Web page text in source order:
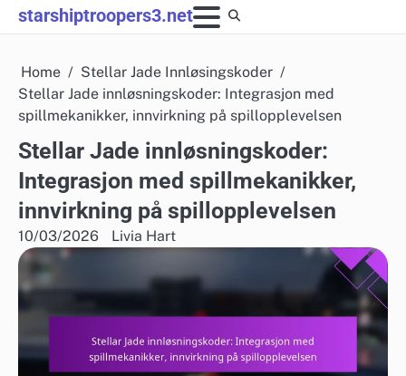
Skip
to
starshiptroopers3.net
Home
Stellar Jade Innløsingskoder
Stellar Jade innløsningskoder: Integrasjon med
spillmekanikker, innvirkning på spillopplevelsen
Stellar Jade innløsningskoder:
Integrasjon med spillmekanikker,
innvirkning på spillopplevelsen
10/03/2026 Livia Hart